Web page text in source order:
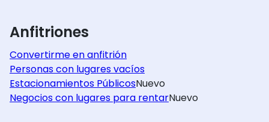
Anfitriones
Convertirme en anfitrión
Personas con lugares vacíos
Estacionamientos PúblicosNuevo
Negocios con lugares para rentarNuevo